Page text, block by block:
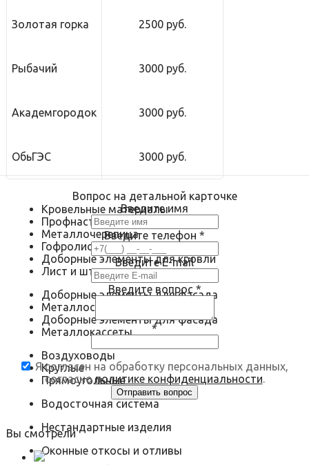
Золотая горка 2500 руб.
Рыбачий 3000 руб.
Академгородок 3000 руб.
ОбьГЭС 3000 руб.
Вопрос на детальной карточке
Введите имя
Введите телефон *
Введите E-mail
Введите вопрос *
*
Я согласен на обработку персональных данных,
согласнополитике конфиденциальности.
Вы смотрели
Кровельные материалы
Профнастил
Металлочерепица
Гофролист
Доборные элементы для кровли
Лист и штрипс
Доборные элементы для фасада
Металлосайдинг
Доборные элементы для фасада
Металлокассеты
Воздуховоды
Круглые
Прямоугольные
Водосточная система
Нестандартные изделия
Оконные откосы и отливы